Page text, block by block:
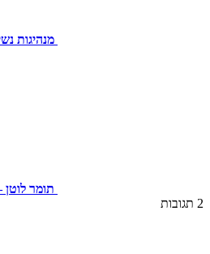
מנהיגות
תומר לוטן
2 תגובות